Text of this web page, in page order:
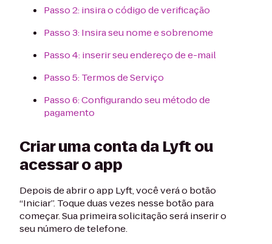
Passo 2: insira o código de verificação
Passo 3: Insira seu nome e sobrenome
Passo 4: inserir seu endereço de e-mail
Passo 5: Termos de Serviço
Passo 6: Configurando seu método de
pagamento
Criar uma conta da Lyft ou
acessar o app
Depois de abrir o app Lyft, você verá o botão
“Iniciar”. Toque duas vezes nesse botão para
começar. Sua primeira solicitação será inserir o
seu número de telefone.